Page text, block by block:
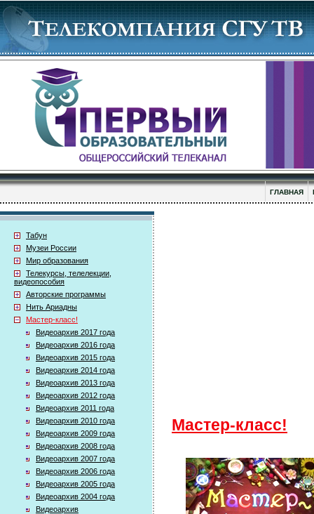
ГЛАВНАЯ
Табун
Музеи России
Мир образования
Телекурсы, телелекции,
видеопособия
Авторские программы
Нить Ариадны
Мастер-класс!
Видеоархив 2017 года
Видеоархив 2016 года
Видеоархив 2015 года
Видеоархив 2014 года
Видеоархив 2013 года
Видеоархив 2012 года
Видеоархив 2011 года
Видеоархив 2010 года
Видеоархив 2009 года
Видеоархив 2008 года
Видеоархив 2007 года
Видеоархив 2006 года
Видеоархив 2005 года
Видеоархив 2004 года
Видеоархив
Мастер-класс!